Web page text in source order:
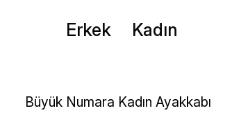
Erkek Kadın
Büyük Numara Kadın Ayakkabı